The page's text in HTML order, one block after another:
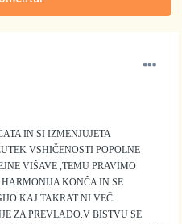
IN SI IZMENJUJETA
VSHIČENOSTI POPOLNE
VIŠAVE ,TEMU PRAVIMO
HARMONIJA KONČA IN SE
TAKRAT NI VEČ
ZA PREVLADO.V BISTVU SE